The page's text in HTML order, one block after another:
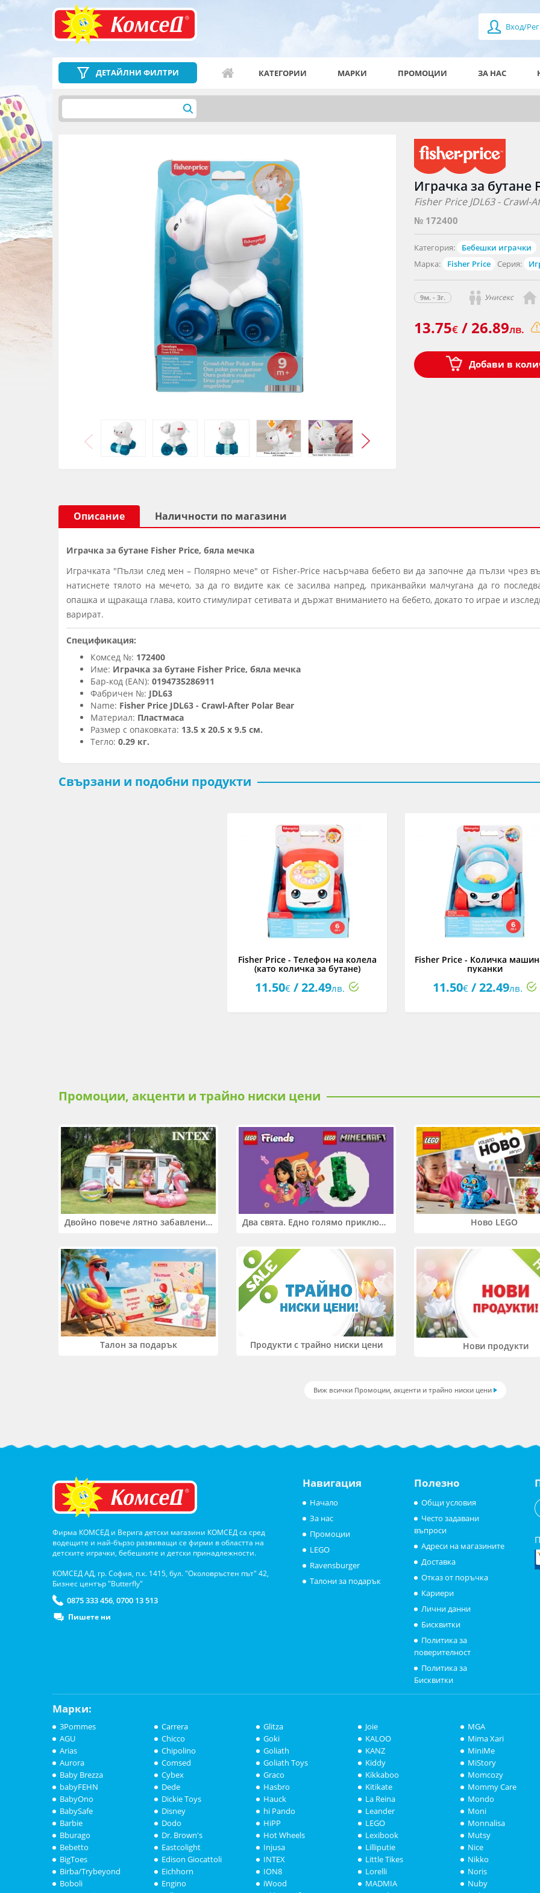
Вход/
ДЕТАЙЛНИ ФИЛТРИ КАТЕГОРИИ МАРКИ ПРОМОЦИИ ЗА НАС
Играчка за бутане
Fisher Price JDL63 - Crawl-
№ 172400
Категория:
Бебешки играчки
Марка:
Fisher Price Серия:
9м. - 3г. Унисекс
13.75€ / 26.89лв.
Добави в
Описание Наличности по магазини
Играчка за бутане Fisher Price, бяла мечка
Играчката "Пълзи след мен – Полярно мече" от Fisher-Price насърчава бебето ви да започне да пълзи чрез
натиснете тялото на мечето, за да го видите как се засилва напред, приканвайки малчугана да го
опашка и щракаща глава, които стимулират сетивата и държат вниманието на бебето, докато то играе и
варират.
Спецификация:
Комсед №: 172400
Име: Играчка за бутане Fisher Price, бяла мечка
Бар-код (EAN): 0194735286911
Фабричен №: JDL63
Name: Fisher Price JDL63 - Crawl-After Polar Bear
Материал: Пластмаса
Размер с опаковката: 13.5 x 20.5 x 9.5 см.
Тегло: 0.29 кг.
Свързани и подобни продукти
Fisher Price - Телефон на колела
(като количка за бутане)
11.50€ / 22.49лв.
Fisher Price - Количка
пуканки
11.50€ / 22.49лв.
Промоции, акценти и трайно ниски цени
Двойно повече лятно забавление! Купи 2 продукта INTEX и вземи -33% Два свята. Едно голямо приключение. Купи 2 продукта LEGO® Friends и/или LEGO® Minecraft и вземи -27% Ново LEGO
Талон за подарък Продукти с трайно ниски цени Нови продукти
Виж всички Промоции, акценти и трайно ниски цени
Фирма КОМСЕД и Верига детски магазини КОМСЕД са сред
водещите и най-бързо развиващи се фирми в областта на
детските играчки, бебешките и детски принадлежности.
КОМСЕД АД, гр. София, п.к. 1415, бул. "Околовръстен път" 42,
Бизнес център "Butterfly"
0875 333 456, 0700 13 513
Пишете ни
Навигация
Начало
За нас
Промоции
LEGO
Ravensburger
Талони за подарък
Полезно
Общи условия
Често задавани
въпроси
Адреси на магазините
Доставка
Отказ от поръчка
Кариери
Лични данни
Бисквитки
Политика за
поверителност
Политика за
Бисквитки
Марки:
3Pommes
AGU
Arias
Aurora
Baby Brezza
babyFEHN
BabyOno
BabySafe
Barbie
Bburago
Bebetto
BigToes
Birba/Trybeyond
Boboli
Carrera
Chicco
Chipolino
Comsed
Cybex
Dede
Dickie Toys
Disney
Dodo
Dr. Brown's
Eastcolight
Edison Giocattoli
Eichhorn
Engino
Glitza
Goki
Goliath
Goliath Toys
Graco
Hasbro
Hauck
hi Pando
HiPP
Hot Wheels
Injusa
INTEX
ION8
iWood
Joie
KALOO
KANZ
Kiddy
Kikkaboo
Kitikate
La Reina
Leander
LEGO
Lexibook
Lilliputie
Little Tikes
Lorelli
MADMIA
MGA
Mima Xari
MiniMe
MiStory
Momcozy
Mommy Care
Mondo
Moni
Monnalisa
Mutsy
Nice
Nikko
Noris
Nuby